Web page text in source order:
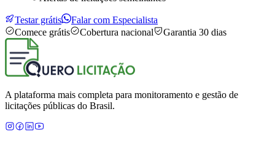
Testar grátis
Falar com Especialista
Comece grátis
Cobertura nacional Garantia 30 dias
A plataforma mais completa para monitoramento e gestão de
licitações públicas do Brasil.